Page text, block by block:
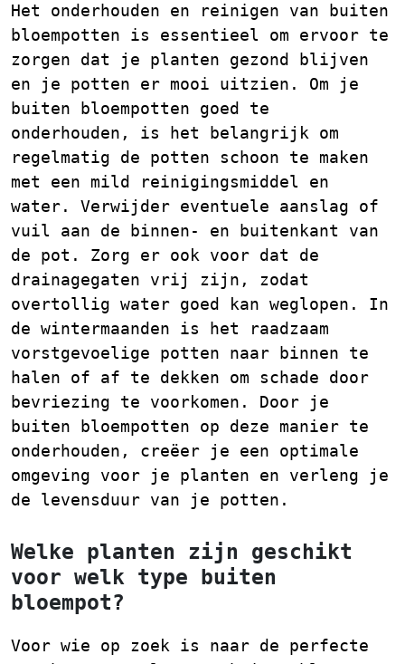
Het onderhouden en reinigen van buiten
bloempotten is essentieel om ervoor te
zorgen dat je planten gezond blijven
en je potten er mooi uitzien. Om je
buiten bloempotten goed te
onderhouden, is het belangrijk om
regelmatig de potten schoon te maken
met een mild reinigingsmiddel en
water. Verwijder eventuele aanslag of
vuil aan de binnen- en buitenkant van
de pot. Zorg er ook voor dat de
drainagegaten vrij zijn, zodat
overtollig water goed kan weglopen. In
de wintermaanden is het raadzaam
vorstgevoelige potten naar binnen te
halen of af te dekken om schade door
bevriezing te voorkomen. Door je
buiten bloempotten op deze manier te
onderhouden, creëer je een optimale
omgeving voor je planten en verleng je
de levensduur van je potten.
Welke planten zijn geschikt
voor welk type buiten
bloempot?
Voor wie op zoek is naar de perfecte